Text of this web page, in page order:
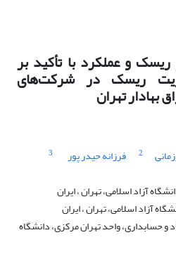
ریسک و عملکرد با تأکید بر
ریسک در شرکت‌های
تهران
2 فرزانه حیدر پور 3
آزاد اسلامی، تهران ، ایران
آزاد اسلامی، تهران ، ایران
حسابداری، واحد تهران مرکزی، دانشگاه